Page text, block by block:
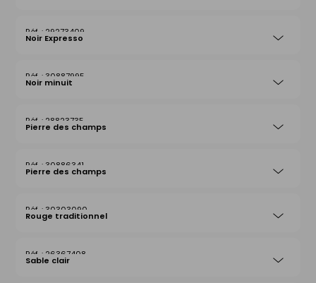
29273409
Noir Expresso
30887995
Noir minuit
28823735
Pierre des champs
30886341
Pierre des champs
30303090
Rouge traditionnel
26367408
Sable clair